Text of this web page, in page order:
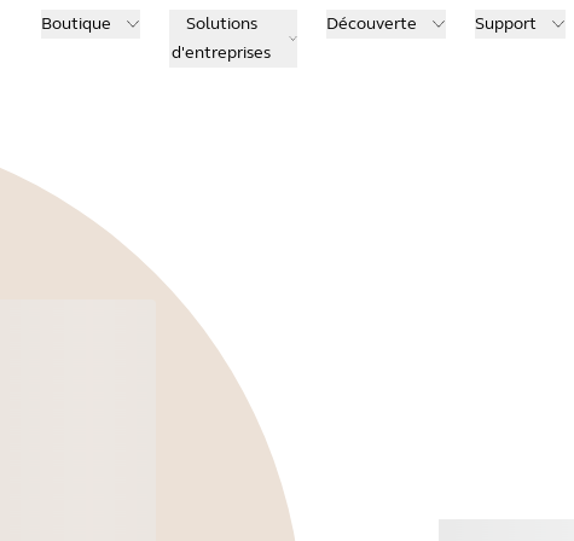
Boutique
Solutions
d'entreprises
Découverte Support